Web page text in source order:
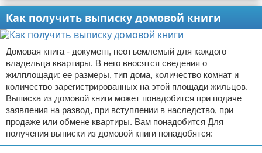
Как получить выписку домовой книги
Домовая книга - документ, неотъемлемый для каждого
владельца квартиры. В него вносятся сведения о
жилплощади: ее размеры, тип дома, количество комнат и
количество зарегистрированных на этой площади жильцов.
Выписка из домовой книги может понадобится при подаче
заявления на развод, при вступлении в наследство, при
продаже или обмене квартиры. Вам понадобится Для
получения выписки из домовой книги понадобятся: